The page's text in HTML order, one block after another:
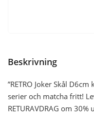
Beskrivning
”RETRO Joker Skål
serier och matcha fritt!
RETURAVDRAG om